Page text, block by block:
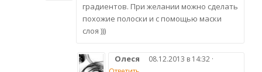
градиентов. При желании можно сделать
похожие полоски и с помощью маски
слоя )))
Олеся
08.12.2013 в 14:32 ·